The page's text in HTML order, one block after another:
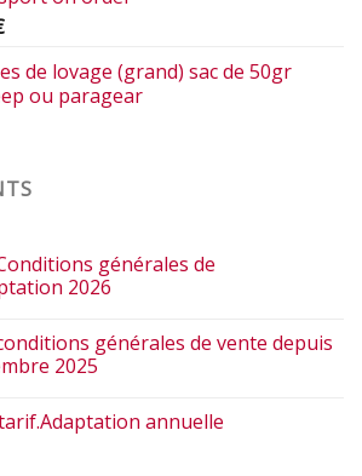
de lovage (grand) sac de 50gr
ou paragear
générales de
2026
générales de vente depuis
2025
annuelle